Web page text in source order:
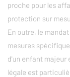
proche pour les
protection sur
En outre, le
mesures
d'un enfant
légale est